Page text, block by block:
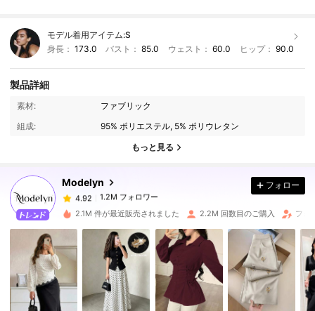
モデル着用アイテム:S
身長： 173.0 バスト：85.0 ウェスト： 60.0 ヒップ： 90.0
製品詳細
素材:
ファブリック
組成:
95% ポリエステル, 5% ポリウレタン
もっと見る
Modelyn
1.2M フォロワー
1.2M フォロワー
4.92 1.2M フォロワー
1.2M フォロワー
4.92 1.2M フォロワー
フォロー
2.1M 件が最近販売されました 2.2M 回数目のご購入 フォ